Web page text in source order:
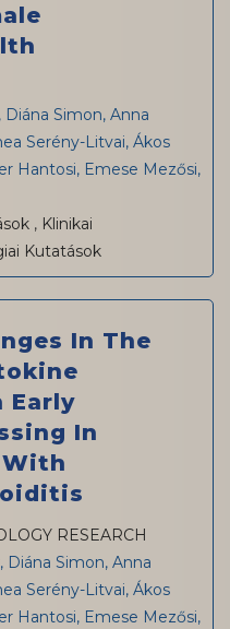
Simon, Anna
Serény-Litvai, Ákos
Hantosi, Emese Mezősi,
, Klinikai
Kutatások
In The
Early
In
With
RESEARCH
Diána Simon, Anna
Serény-Litvai, Ákos
Hantosi, Emese Mezősi,